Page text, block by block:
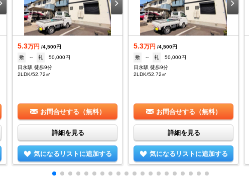
5.3万円 /4,500円
敷
-- 礼
50,000円
日永駅 徒歩9分
2LDK/52.72㎡
お問合せする（無料）
詳細を見る
気になるリストに追加する
5.3万円 /4,500円
敷
-- 礼
50,000円
日永駅 徒歩9分
2LDK/52.72㎡
お問合せする（無料）
詳細を見る
気になるリストに追加する